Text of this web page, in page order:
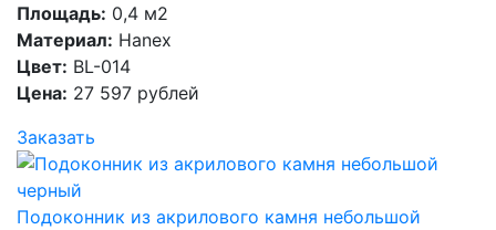
Площадь: 0,4 м2
Материал: Hanex
Цвет: BL-014
Цена: 27 597 рублей
Заказать
Подоконник из акрилового камня небольшой